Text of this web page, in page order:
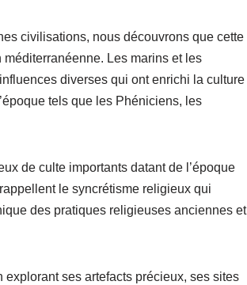
civilisations, nous découvrons que cette
Les marins et les
diverses qui ont enrichi la culture
tels que les Phéniciens, les
de culte importants datant de l’époque
le syncrétisme religieux qui
des pratiques religieuses anciennes et
ses artefacts précieux, ses sites